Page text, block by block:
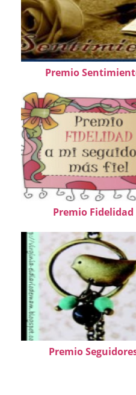
Premio
Premio Fidelidad
Premio